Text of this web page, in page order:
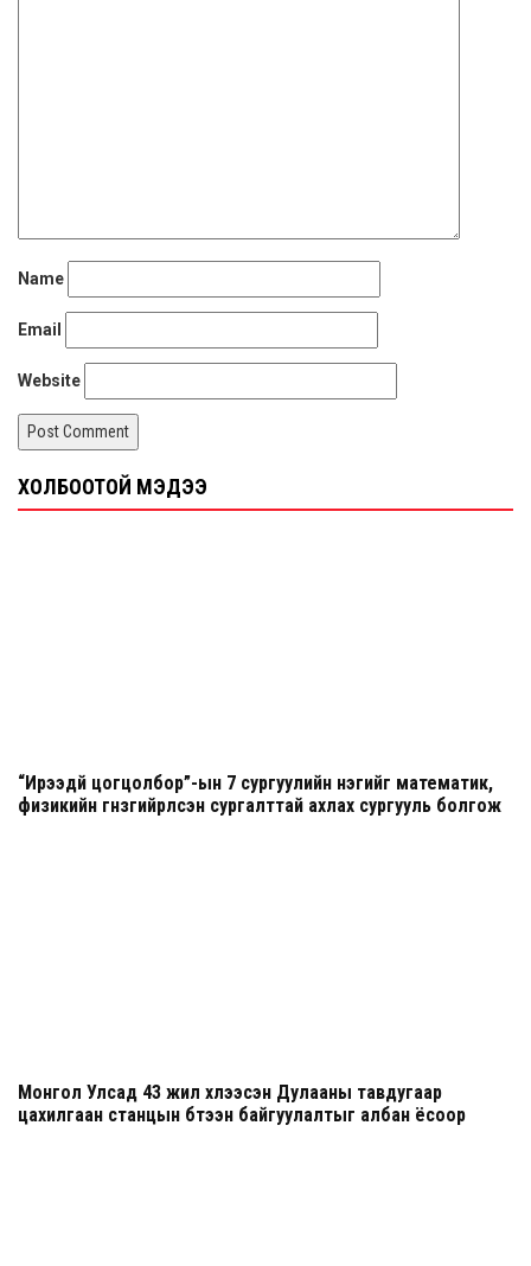
Name
Email
Website
ХОЛБООТОЙ МЭДЭЭ
“Ирээдүй цогцолбор”-ын 7 сургуулийн нэгийг математик,
физикийн гүнзгийрүүлсэн сургалттай ахлах сургууль болгож
Монгол Улсад 43 жил хүлээсэн Дулааны тавдугаар
цахилгаан станцын бүтээн байгуулалтыг албан ёсоор